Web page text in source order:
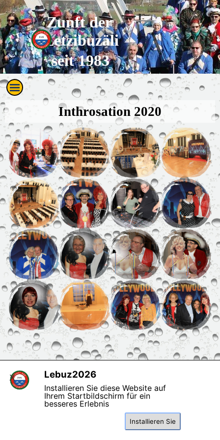
Direkt zum Seiteninhalt
Zunft der
Letzibuzäli
seit 1983
Menü überspringen
Inthrosation 2020
Letzibuzäli
Lebuz2026
Installieren Sie diese Website auf
Ihrem Startbildschirm für ein
besseres Erlebnis
Installieren Sie
X